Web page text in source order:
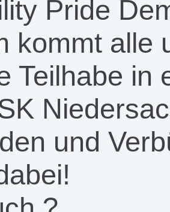
Pride
kommt alle
Teilhabe in
und